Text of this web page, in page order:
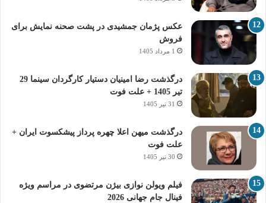
عکس پژمان جمشیدی در پشت صحنه نمایش برای
فروش
1 مرداد 1405
درگذشت رضا امینیان دستیار کارگردان سینما 29
تیر 1405 + علت فوت
31 تیر 1405
درگذشت میهن اعلا چهره پرداز پیشکسوت ایران +
علت فوت
30 تیر 1405
فیلم ویولن نوازی بیژن مرتضوی در مراسم ویژه
فینال جام جهانی 2026